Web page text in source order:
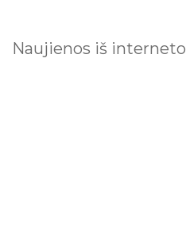
Naujienos iš interneto